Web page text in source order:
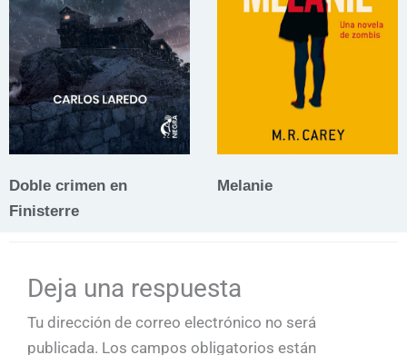
Doble crimen en
Finisterre
Melanie
Deja una respuesta
Tu dirección de correo electrónico no será
publicada. Los campos obligatorios están